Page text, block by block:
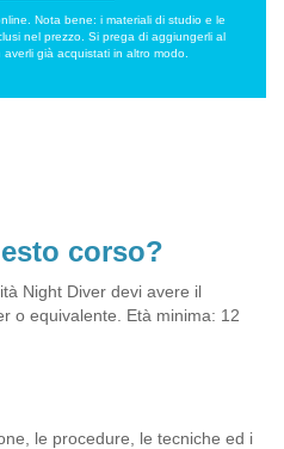
Nota bene: i materiali di studio e le
nel prezzo. Si prega di aggiungerli al
già acquistati in altro modo.
corso?
Night Diver devi avere il
o equivalente. Età minima: 12
le procedure, le tecniche ed i